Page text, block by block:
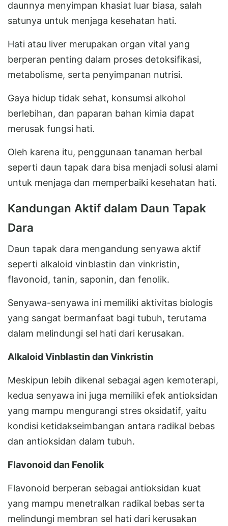
daunnya menyimpan khasiat luar biasa, salah
satunya untuk menjaga kesehatan hati.
Hati atau liver merupakan organ vital yang
berperan penting dalam proses detoksifikasi,
metabolisme, serta penyimpanan nutrisi.
Gaya hidup tidak sehat, konsumsi alkohol
berlebihan, dan paparan bahan kimia dapat
merusak fungsi hati.
Oleh karena itu, penggunaan tanaman herbal
seperti daun tapak dara bisa menjadi solusi alami
untuk menjaga dan memperbaiki kesehatan hati.
Kandungan Aktif dalam Daun Tapak
Dara
Daun tapak dara mengandung senyawa aktif
seperti alkaloid vinblastin dan vinkristin,
flavonoid, tanin, saponin, dan fenolik.
Senyawa-senyawa ini memiliki aktivitas biologis
yang sangat bermanfaat bagi tubuh, terutama
dalam melindungi sel hati dari kerusakan.
Alkaloid Vinblastin dan Vinkristin
Meskipun lebih dikenal sebagai agen kemoterapi,
kedua senyawa ini juga memiliki efek antioksidan
yang mampu mengurangi stres oksidatif, yaitu
kondisi ketidakseimbangan antara radikal bebas
dan antioksidan dalam tubuh.
Flavonoid dan Fenolik
Flavonoid berperan sebagai antioksidan kuat
yang mampu menetralkan radikal bebas serta
melindungi membran sel hati dari kerusakan